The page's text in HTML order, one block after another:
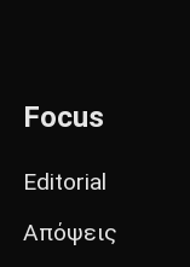
Focus
Editorial
Απόψεις